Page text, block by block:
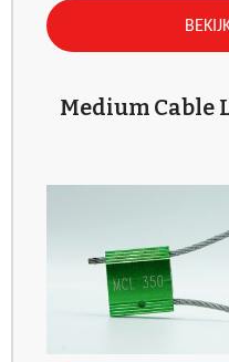
Medium Cable